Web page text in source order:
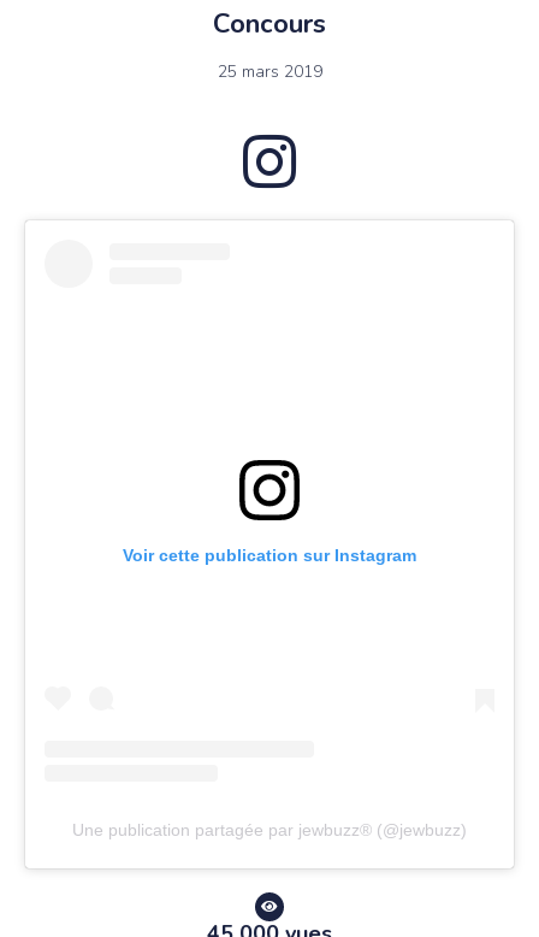
Concours
25 mars 2019
Voir cette publication sur Instagram
Une publication partagée par jewbuzz® (@jewbuzz)